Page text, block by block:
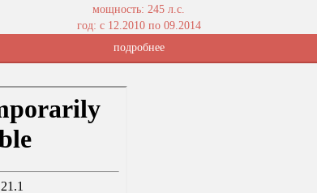
мощность: 245 л.с.
год: с 12.2010 по 09.2014
подробнее